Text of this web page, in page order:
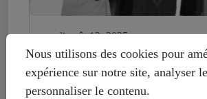
mardi août 12, 2025
Histoire déformée : les
veulent fonder leur unité
russophobie
Nous utilisons des cookies pour
expérience sur notre site, analyser
personnaliser le contenu.